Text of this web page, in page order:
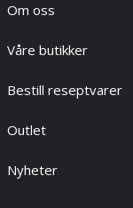
Om oss
Våre butikker
Bestill reseptvarer
Outlet
Nyheter